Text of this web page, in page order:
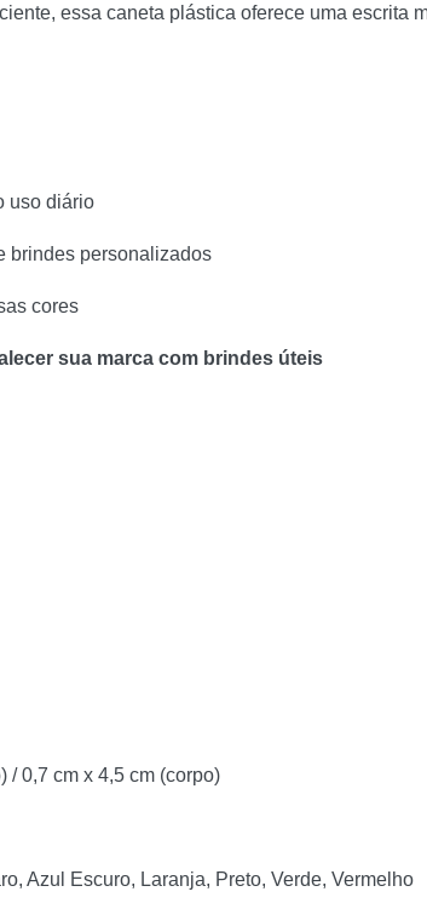
essa caneta plástica oferece uma escrita
uso diário
brindes personalizados
cores
sua marca com brindes úteis
/ 0,7 cm x 4,5 cm (corpo)
Azul Escuro, Laranja, Preto, Verde, Vermelho